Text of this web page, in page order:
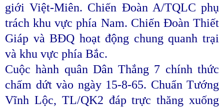
giới Việt-Miên. Chiến Đoàn A/TQLC phụ
trách khu vực phía Nam. Chiến Đoàn Thiết
Giáp và BĐQ hoạt động chung quanh trại
và khu vực phía Bắc.
Cuộc hành quân Dân Thắng 7 chính thức
chấm dứt vào ngày 15-8-65. Chuẩn Tướng
Vĩnh Lộc, TL/QK2 đáp trực thăng xuống